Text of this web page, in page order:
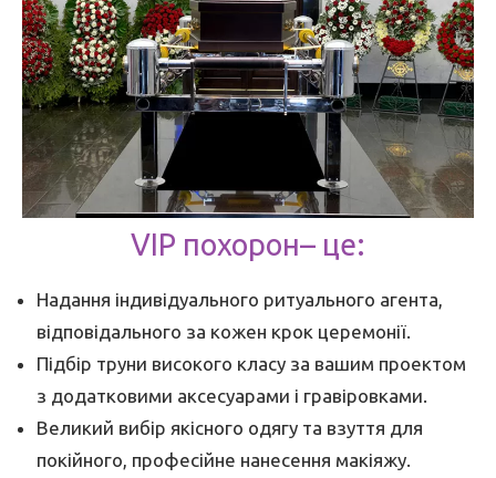
VIP похорон– це:
Надання індивідуального ритуального агента,
відповідального за кожен крок церемонії.
Підбір труни високого класу за вашим проектом
з додатковими аксесуарами і гравіровками.
Великий вибір якісного одягу та взуття для
покійного, професійне нанесення макіяжу.